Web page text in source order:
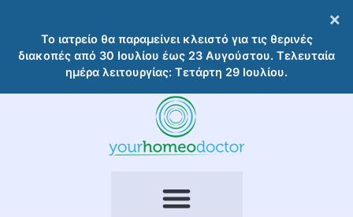
Το ιατρείο θα παραμείνει κλειστό για τις θερινές
διακοπές από 30 Ιουλίου έως 23 Αυγούστου. Τελευταία
ημέρα λειτουργίας: Τετάρτη 29 Ιουλίου.
×
περιεχόμενο